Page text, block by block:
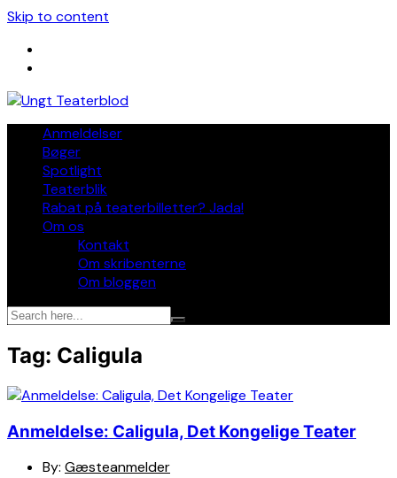
Skip to content
Anmeldelser
Bøger
Spotlight
Teaterblik
Rabat på teaterbilletter? Jada!
Om os
Kontakt
Om skribenterne
Om bloggen
Tag: Caligula
Anmeldelse: Caligula, Det Kongelige Teater
By: Gæsteanmelder